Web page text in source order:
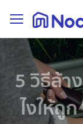
5 วิธีล้า
ไงให้ถู